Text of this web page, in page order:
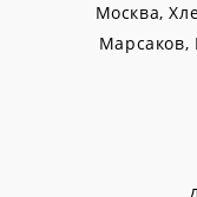
Москва,
Марсаков,